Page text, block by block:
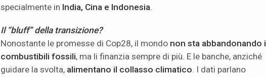
specialmente in India, Cina e Indonesia.
Il “bluff” della transizione?
Nonostante le promesse di Cop28, il mondo non sta abbandonando i
combustibili fossili, ma li finanzia sempre di più. E le banche, anziché
guidare la svolta, alimentano il collasso climatico. I dati parlano